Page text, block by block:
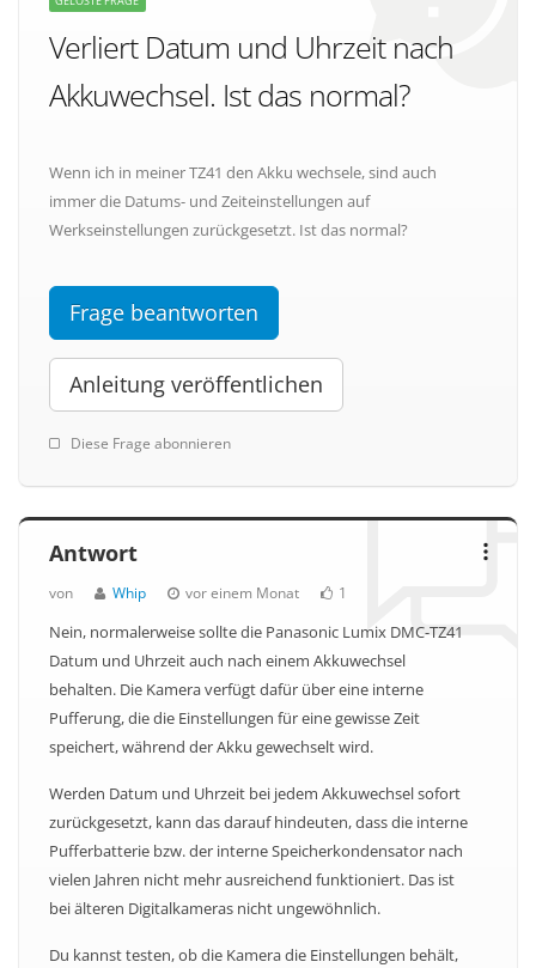
Verliert Datum und Uhrzeit nach
Akkuwechsel. Ist das normal?
Wenn ich in meiner TZ41 den Akku wechsele, sind auch
immer die Datums- und Zeiteinstellungen auf
Werkseinstellungen zurückgesetzt. Ist das normal?
Frage beantworten
Anleitung veröffentlichen
Diese Frage abonnieren
Antwort
von Whip vor einem Monat 1
Nein, normalerweise sollte die Panasonic Lumix DMC-TZ41
Datum und Uhrzeit auch nach einem Akkuwechsel
behalten. Die Kamera verfügt dafür über eine interne
Pufferung, die die Einstellungen für eine gewisse Zeit
speichert, während der Akku gewechselt wird.
Werden Datum und Uhrzeit bei jedem Akkuwechsel sofort
zurückgesetzt, kann das darauf hindeuten, dass die interne
Pufferbatterie bzw. der interne Speicherkondensator nach
vielen Jahren nicht mehr ausreichend funktioniert. Das ist
bei älteren Digitalkameras nicht ungewöhnlich.
Du kannst testen, ob die Kamera die Einstellungen behält,